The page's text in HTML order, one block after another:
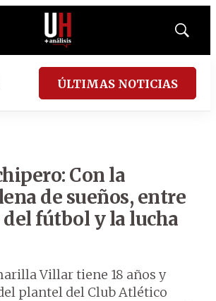
Mostrar
ÚLTIMAS NOTICIAS
Con la
de sueños, entre
del fútbol y la lucha
Villar tiene 18 años y
plantel del Club Atlético